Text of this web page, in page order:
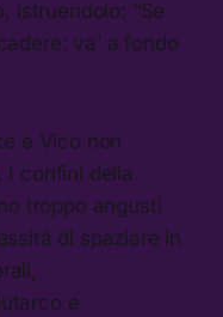
istruendolo: “Se
va’ a fondo
e Vico non
I confini della
troppo angusti
di spaziare in
e